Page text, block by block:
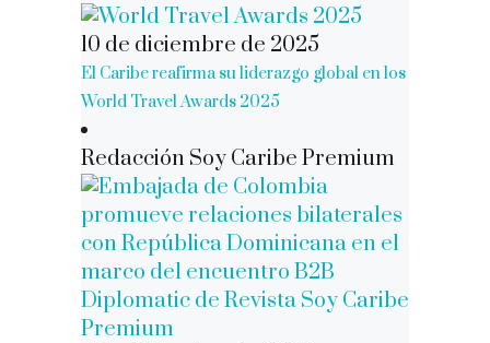
10 de diciembre de 2025
El Caribe reafirma su liderazgo global en los
World Travel Awards 2025
Redacción Soy Caribe Premium